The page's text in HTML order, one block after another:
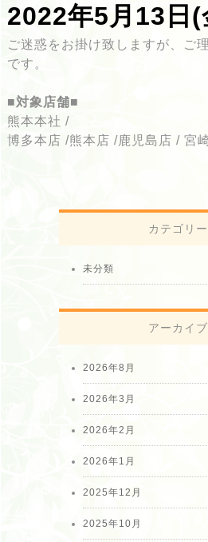
2022年5月13日
ご迷惑をお掛け致しますが、ご
です。
■対象店舗■
熊本本社 /
博多本店 /熊本店 /鹿児島店 / 宮
カテゴリー
未分類
アーカイブ
2026年8月
2026年3月
2026年2月
2026年1月
2025年12月
2025年10月